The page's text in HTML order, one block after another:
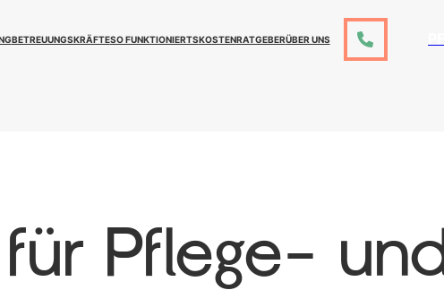
BETREUUNGSKRÄFTESO FUNKTIONIERTSKOSTENRATGEBERÜBER UNS
Pflege- und